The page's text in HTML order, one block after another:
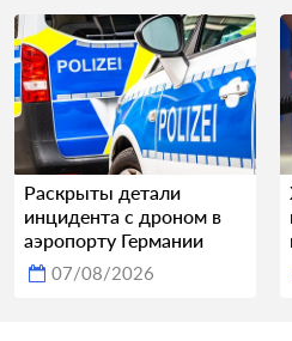
Раскрыты детали
инцидента с дроном в
аэропорту Германии
07/08/2026